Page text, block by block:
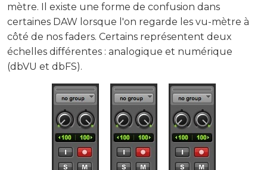
mètre. Il existe une forme de confusion dans
certaines DAW lorsque l'on regarde les vu-mètre à
côté de nos faders. Certains représentent deux
échelles différentes : analogique et numérique
(dbVU et dbFS).